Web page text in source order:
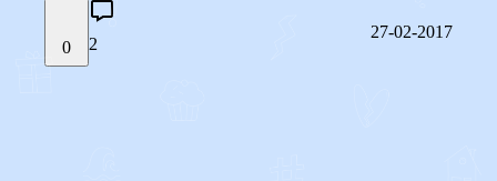
0 2
27-02-2017